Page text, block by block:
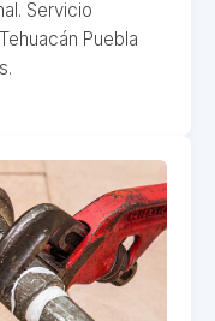
Servicio
Puebla